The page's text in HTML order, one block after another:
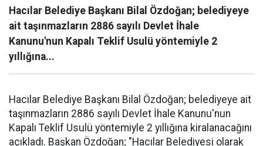
Hacılar Belediye Başkanı Bilal Özdoğan; belediyeye
ait taşınmazların 2886 sayılı Devlet İhale
Kanunu'nun Kapalı Teklif Usulü yöntemiyle 2
yıllığına...
Hacılar Belediye Başkanı Bilal Özdoğan; belediyeye ait
taşınmazların 2886 sayılı Devlet İhale Kanunu'nun
Kapalı Teklif Usulü yöntemiyle 2 yıllığına kiralanacağını
açıkladı. Başkan Özdoğan; "Hacılar Belediyesi olarak